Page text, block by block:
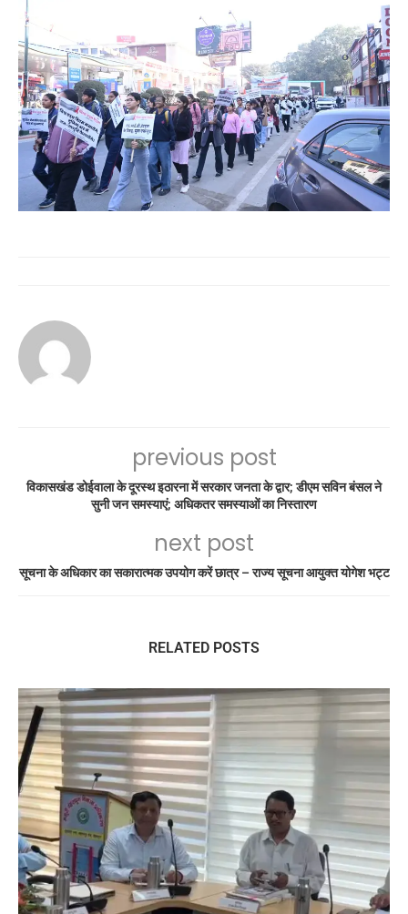
previous post
विकासखंड डोईवाला के दूरस्थ इठारना में सरकार जनता के द्वार; डीएम सविन बंसल ने
सुनी जन समस्याएं; अधिकतर समस्याओं का निस्तारण
next post
सूचना के अधिकार का सकारात्मक उपयोग करें छात्र – राज्य सूचना आयुक्त योगेश भट्ट
RELATED POSTS